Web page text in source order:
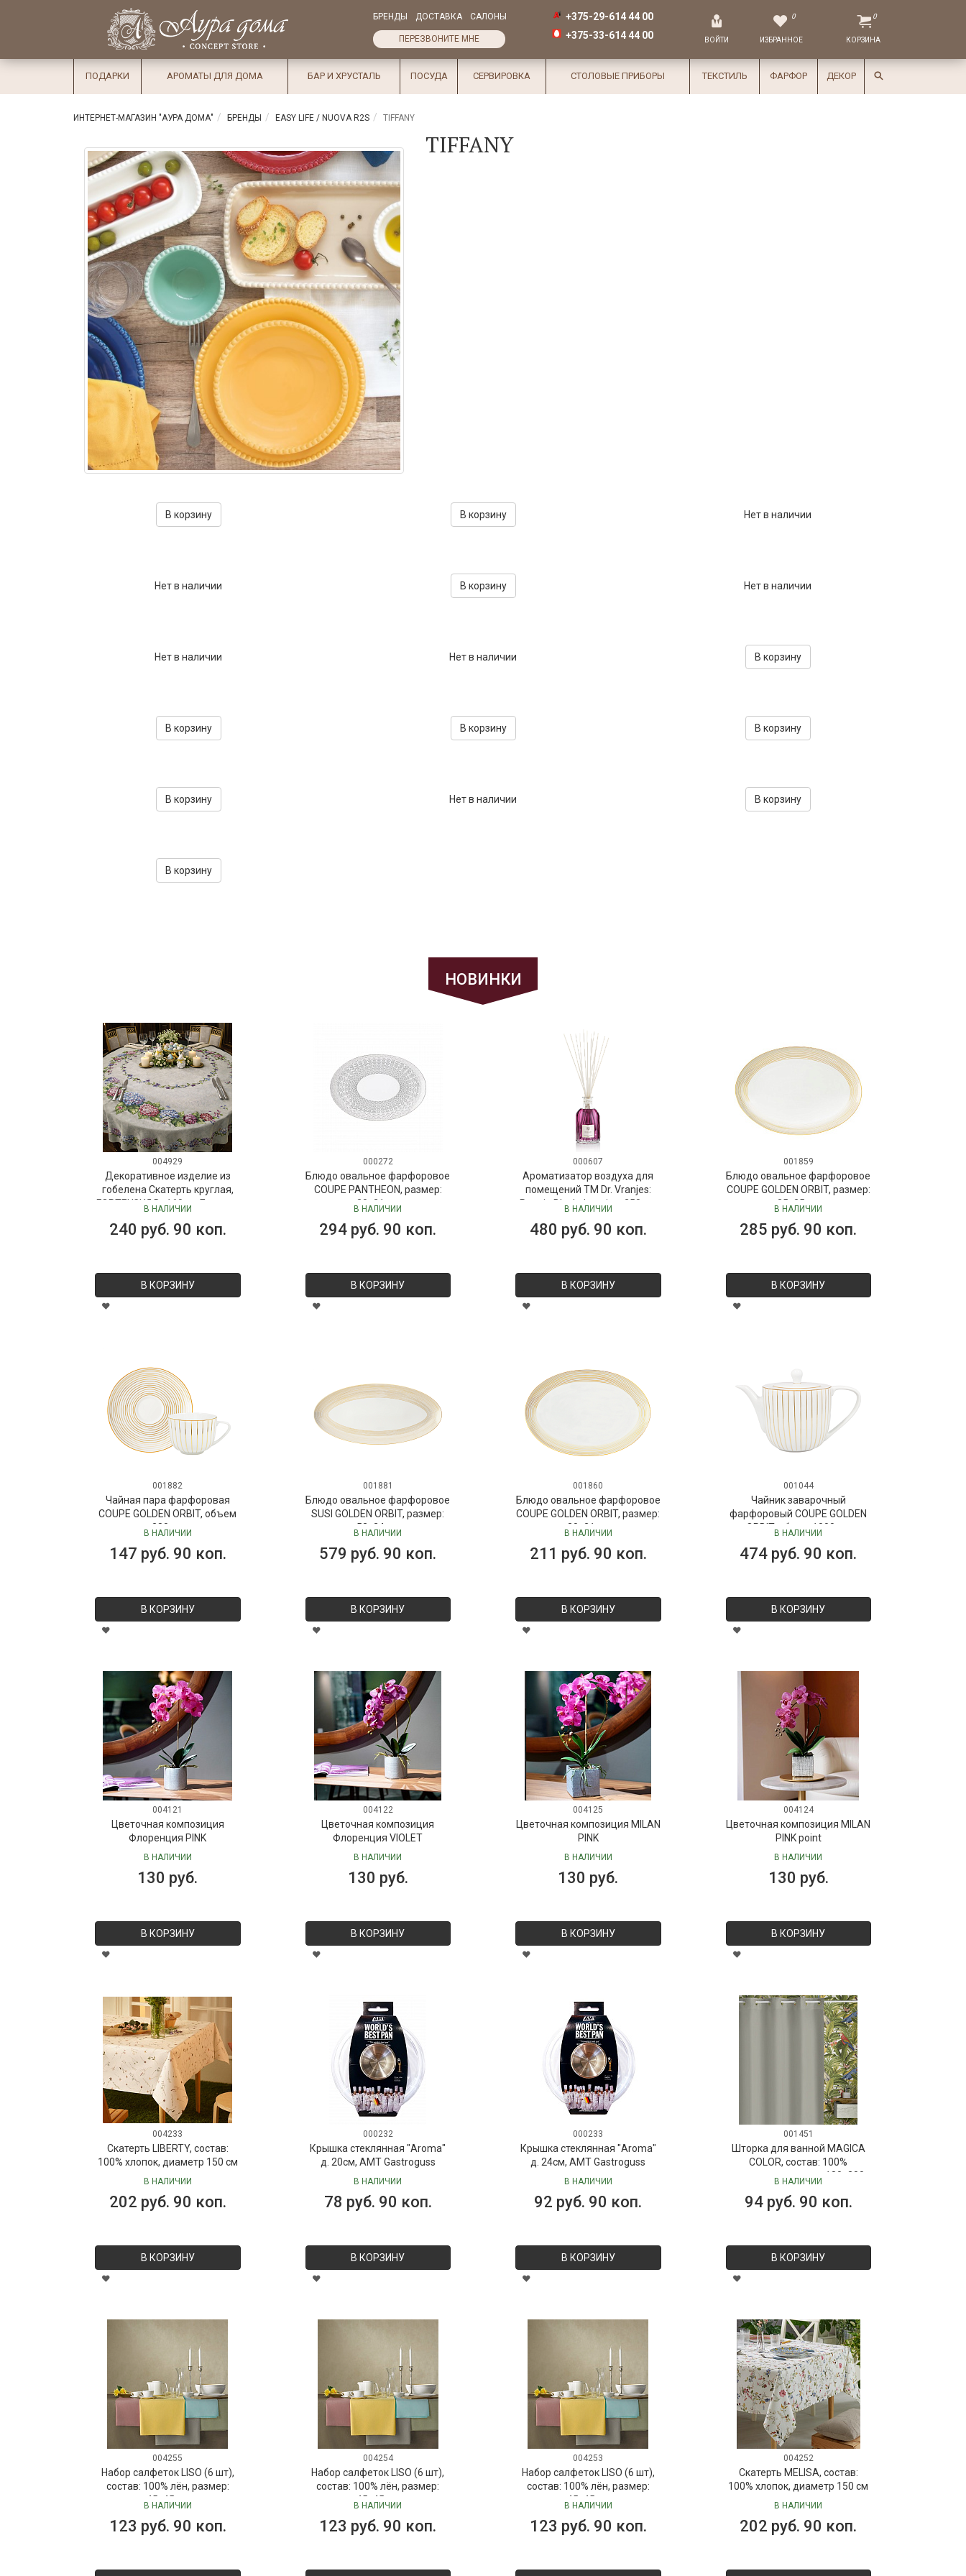
Избранное
×
СалоныДоставка
Оплата
Подарки
Ароматы
Сервировка
Столовые
Текстиль
БРЕНДЫ ДОСТАВКА САЛОНЫ
ПЕРЕЗВОНИТЕ МНЕ
+375-29-614 44 00
+375-33-614 44 00
ВОЙТИ
0
ИЗБРАННОЕ
0
КОРЗИНА
ПОДАРКИ АРОМАТЫ ДЛЯ ДОМА БАР И ХРУСТАЛЬ ПОСУДА СЕРВИРОВКА СТОЛОВЫЕ ПРИБОРЫ ТЕКСТИЛЬ ФАРФОР ДЕКОР
ИНТЕРНЕТ-МАГАЗИН "АУРА ДОМА" БРЕНДЫ EASY LIFE / NUOVA R2S TIFFANY
TIFFANY
В корзину В корзину Нет в наличии
Нет в наличии В корзину Нет в наличии
Нет в наличии Нет в наличии В корзину
В корзину В корзину В корзину
В корзину Нет в наличии В корзину
В корзину
НОВИНКИ
004929
Декоративное изделие из
гобелена Скатерть круглая,
ГОРТЕНЗИЯ D=160 см Бельгия
В НАЛИЧИИ
240 руб. 90 коп.
В КОРЗИНУ
000272
Блюдо овальное фарфоровое
COUPE PANTHEON, размер:
30х21 см
В НАЛИЧИИ
294 руб. 90 коп.
В КОРЗИНУ
000607
Ароматизатор воздуха для
помещений ТМ Dr. Vranjes:
Peonia Black Jasmine, 250 мл
Vranjes
В НАЛИЧИИ
480 руб. 90 коп.
В КОРЗИНУ
001859
Блюдо овальное фарфоровое
COUPE GOLDEN ORBIT, размер:
35х25 см
В НАЛИЧИИ
285 руб. 90 коп.
В КОРЗИНУ
001882
Чайная пара фарфоровая
COUPE GOLDEN ORBIT, объем
280 мл
В НАЛИЧИИ
147 руб. 90 коп.
В КОРЗИНУ
001881
Блюдо овальное фарфоровое
SUSI GOLDEN ORBIT, размер:
52х24 см
В НАЛИЧИИ
579 руб. 90 коп.
В КОРЗИНУ
001860
Блюдо овальное фарфоровое
COUPE GOLDEN ORBIT, размер:
30х21 см
В НАЛИЧИИ
211 руб. 90 коп.
В КОРЗИНУ
001044
Чайник заварочный
фарфоровый COUPE GOLDEN
ORBIT, объем 1000 мл
В НАЛИЧИИ
474 руб. 90 коп.
В КОРЗИНУ
004121
Цветочная композиция
Флоренция PINK
В НАЛИЧИИ
130 руб.
В КОРЗИНУ
004122
Цветочная композиция
Флоренция VIOLET
В НАЛИЧИИ
130 руб.
В КОРЗИНУ
004125
Цветочная композиция MILAN
PINK
В НАЛИЧИИ
130 руб.
В КОРЗИНУ
004124
Цветочная композиция MILAN
PINK point
В НАЛИЧИИ
130 руб.
В КОРЗИНУ
004233
Скатерть LIBERTY, состав:
100% хлопок, диаметр 150 см
В НАЛИЧИИ
202 руб. 90 коп.
В КОРЗИНУ
000232
Крышка стеклянная "Aroma"
д. 20см, AMT Gastroguss
В НАЛИЧИИ
78 руб. 90 коп.
В КОРЗИНУ
000233
Крышка стеклянная "Aroma"
д. 24см, AMT Gastroguss
В НАЛИЧИИ
92 руб. 90 коп.
В КОРЗИНУ
001451
Шторка для ванной MAGICA
COLOR, состав: 100%
полиэстер, размер: 180х200
В НАЛИЧИИ
94 руб. 90 коп.
В КОРЗИНУ
004255
Набор салфеток LISO (6 шт),
состав: 100% лён, размер:
45х45 см
В НАЛИЧИИ
123 руб. 90 коп.
004254
Набор салфеток LISO (6 шт),
состав: 100% лён, размер:
45х45 см
В НАЛИЧИИ
123 руб. 90 коп.
004253
Набор салфеток LISO (6 шт),
состав: 100% лён, размер:
45х45 см
В НАЛИЧИИ
123 руб. 90 коп.
004252
Скатерть MELISA, состав:
100% хлопок, диаметр 150 см
В НАЛИЧИИ
202 руб. 90 коп.